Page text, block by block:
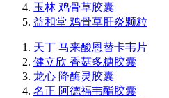
玉林 鸡骨草胶囊
益和堂 鸡骨草肝炎颗粒
天丁 马来酸恩替卡韦片
健立欣 香菇多糖胶囊
龙心 降酶灵胶囊
名正 阿德福韦酯胶囊